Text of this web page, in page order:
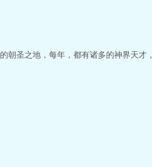
朝圣之地，每年，都有诸多的神界天才，